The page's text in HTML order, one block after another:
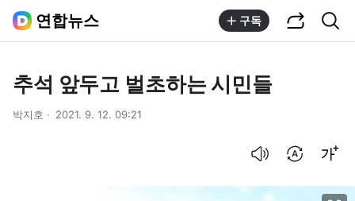
연합뉴스 구독
추석 앞두고 벌초하는 시민들
박지호 2021. 9. 12. 09:21